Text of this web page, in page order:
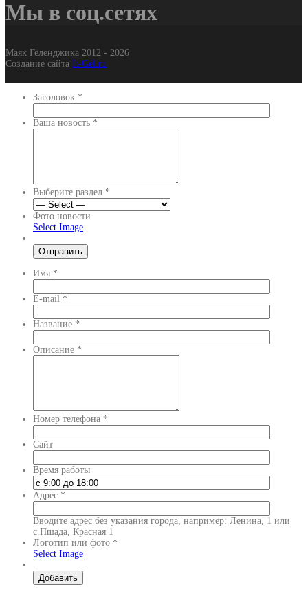
Мы в соц.сетях
Маяк Геленджика 2012 - 2026
Создание сайта It-Gel.ru
Заголовок *
Ваша новость *
Выберите раздел *
Фото новости
Select Image
Имя *
E-mail *
Название *
Описание *
Номер телефона *
Сайт
Время работы
Адрес *
Вводите адрес без указания города, например: Ленина, 1 или
с.Пшада, Красная 1
Логотип или фото *
Select Image